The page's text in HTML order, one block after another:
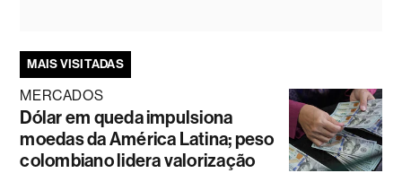
MAIS VISITADAS
MERCADOS
Dólar em queda impulsiona
moedas da América Latina; peso
colombiano lidera valorização